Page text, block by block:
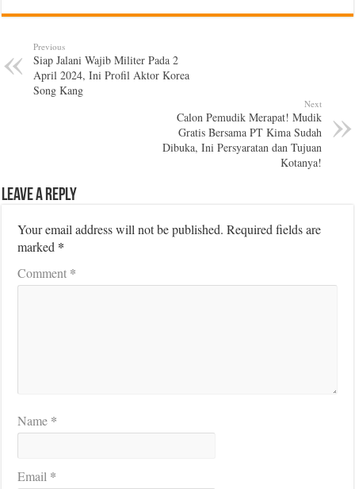
Previous
Siap Jalani Wajib Militer Pada 2
April 2024, Ini Profil Aktor Korea
Song Kang
Next
Calon Pemudik Merapat! Mudik
Gratis Bersama PT Kima Sudah
Dibuka, Ini Persyaratan dan Tujuan
Kotanya!
Leave a Reply
Your email address will not be published. Required fields are
marked *
Comment *
Name *
Email *